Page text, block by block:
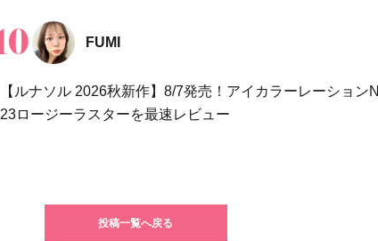
FUMI
【ルナソル 2026秋新作】8/7発売！アイカラーレーションN
23ロージーラスターを最速レビュー
投稿一覧へ戻る